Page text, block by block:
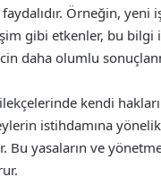
Örneğin,
gibi etkenler, bu bilgi
daha olumlu
kendi
istihdamına
Bu yasaların ve